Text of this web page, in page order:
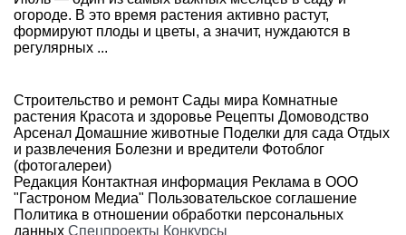
огороде. В это время растения активно растут,
формируют плоды и цветы, а значит, нуждаются в
регулярных ...
Строительство и ремонт Сады мира Комнатные
растения Красота и здоровье Рецепты Домоводство
Арсенал Домашние животные Поделки для сада Отдых
и развлечения Болезни и вредители Фотоблог
(фотогалереи)
Редакция Контактная информация Реклама в ООО
"Гастроном Медиа" Пользовательское соглашение
Политика в отношении обработки персональных
данных Спецпроекты Конкурсы